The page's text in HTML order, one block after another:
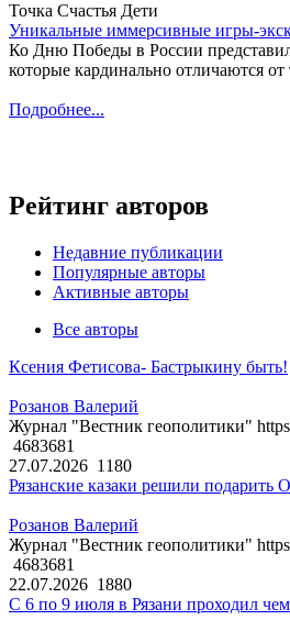
Точка Счастья Дети
Уникальные иммерсивные игры-
Ко Дню Победы в России
которые кардинально отличаются
Подробнее...
Рейтинг авторов
Недавние публикации
Популярные авторы
Активные авторы
Все авторы
Ксения Фетисова- Бастрыкину быть!
Розанов Валерий
Журнал "Вестник геополитики"
4683681
27.07.2026 1180
Рязанские казаки решили подарить
Розанов Валерий
Журнал "Вестник геополитики"
4683681
22.07.2026 1880
С 6 по 9 июля в Рязани проходил